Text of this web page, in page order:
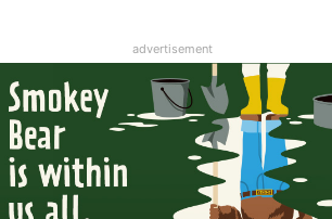
advertisement